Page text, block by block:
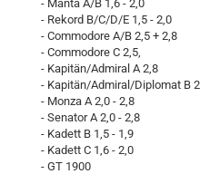
- Manta A/B 1,6 - 2,0
- Rekord B/C/D/E 1,5 - 2,0
- Commodore A/B 2,5 + 2,8
- Commodore C 2,5,
- Kapitän/Admiral A 2,8
- Kapitän/Admiral/Diplomat B
- Monza A 2,0 - 2,8
- Senator A 2,0 - 2,8
- Kadett B 1,5 - 1,9
- Kadett C 1,6 - 2,0
- GT 1900